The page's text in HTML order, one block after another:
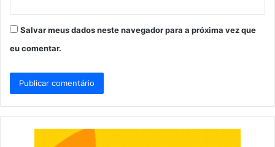
Salvar meus dados neste navegador para a próxima vez que
eu comentar.